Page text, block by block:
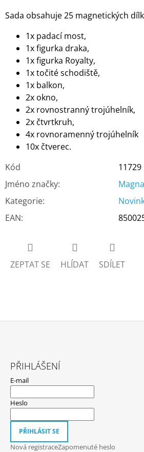
Sada obsahuje 25 magnetických
1x padací most,
1x figurka draka,
1x figurka Royalty,
1x točité schodiště,
1x balkon,
2x okno,
2x rovnostranný trojúhelník,
2x čtvrtkruh,
4x rovnoramenný trojúhelník
10x čtverec.
Kód
11729
Jméno značky:
Kategorie:
EAN:
ZEPTAT SE HLÍDAT SDÍLET
PŘIHLÁŠENÍ
E-mail
Heslo
PŘIHLÁSIT SE
Nová registraceZapomenuté heslo